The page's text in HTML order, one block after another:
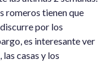
romeros tienen que
por los
es interesante ver
casas y los